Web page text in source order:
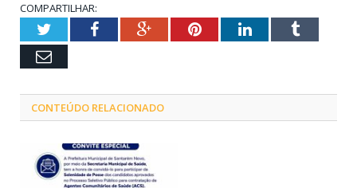
COMPARTILHAR:
TwitterFacebookGoogle+PinterestLinkedInTumblr
Email
CONTEÚDO RELACIONADO